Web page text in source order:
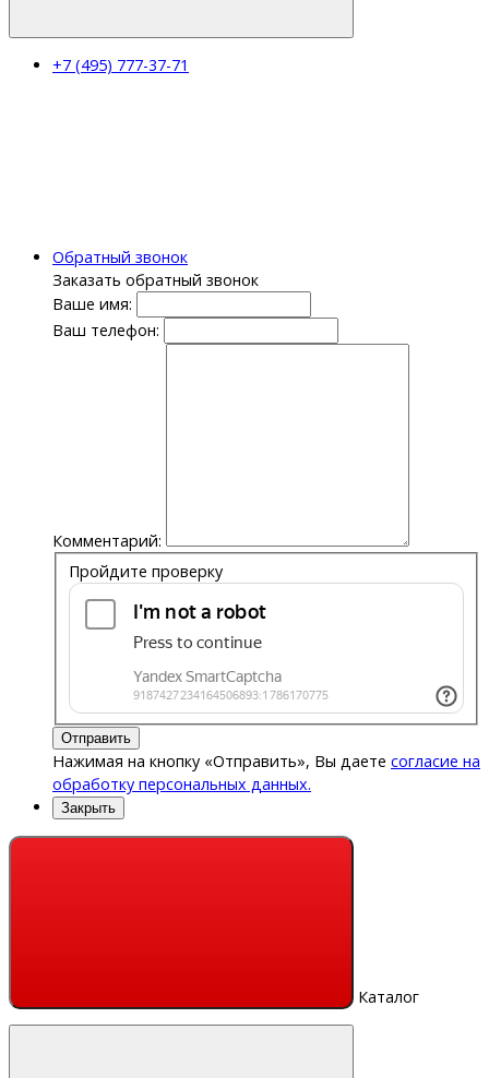
+7 (495) 777-37-71
Обратный звонок
Заказать обратный звонок
Ваше имя:
Ваш телефон:
Комментарий:
Пройдите проверку
Отправить
Нажимая на кнопку «Отправить», Вы даете согласие на
обработку персональных данных.
Закрыть
Каталог